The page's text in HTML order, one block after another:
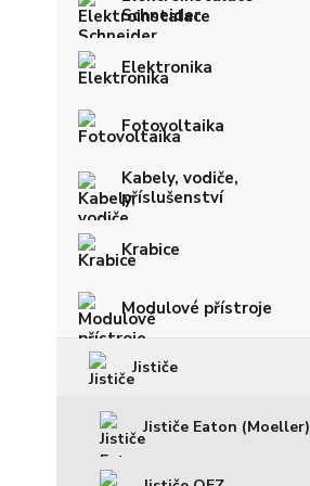
Schneider
Elektronika
Fotovoltaika
Kabely, vodiče,
příslušenství
Krabice
Modulové přístroje
Jističe
Jističe Eaton (Moeller)